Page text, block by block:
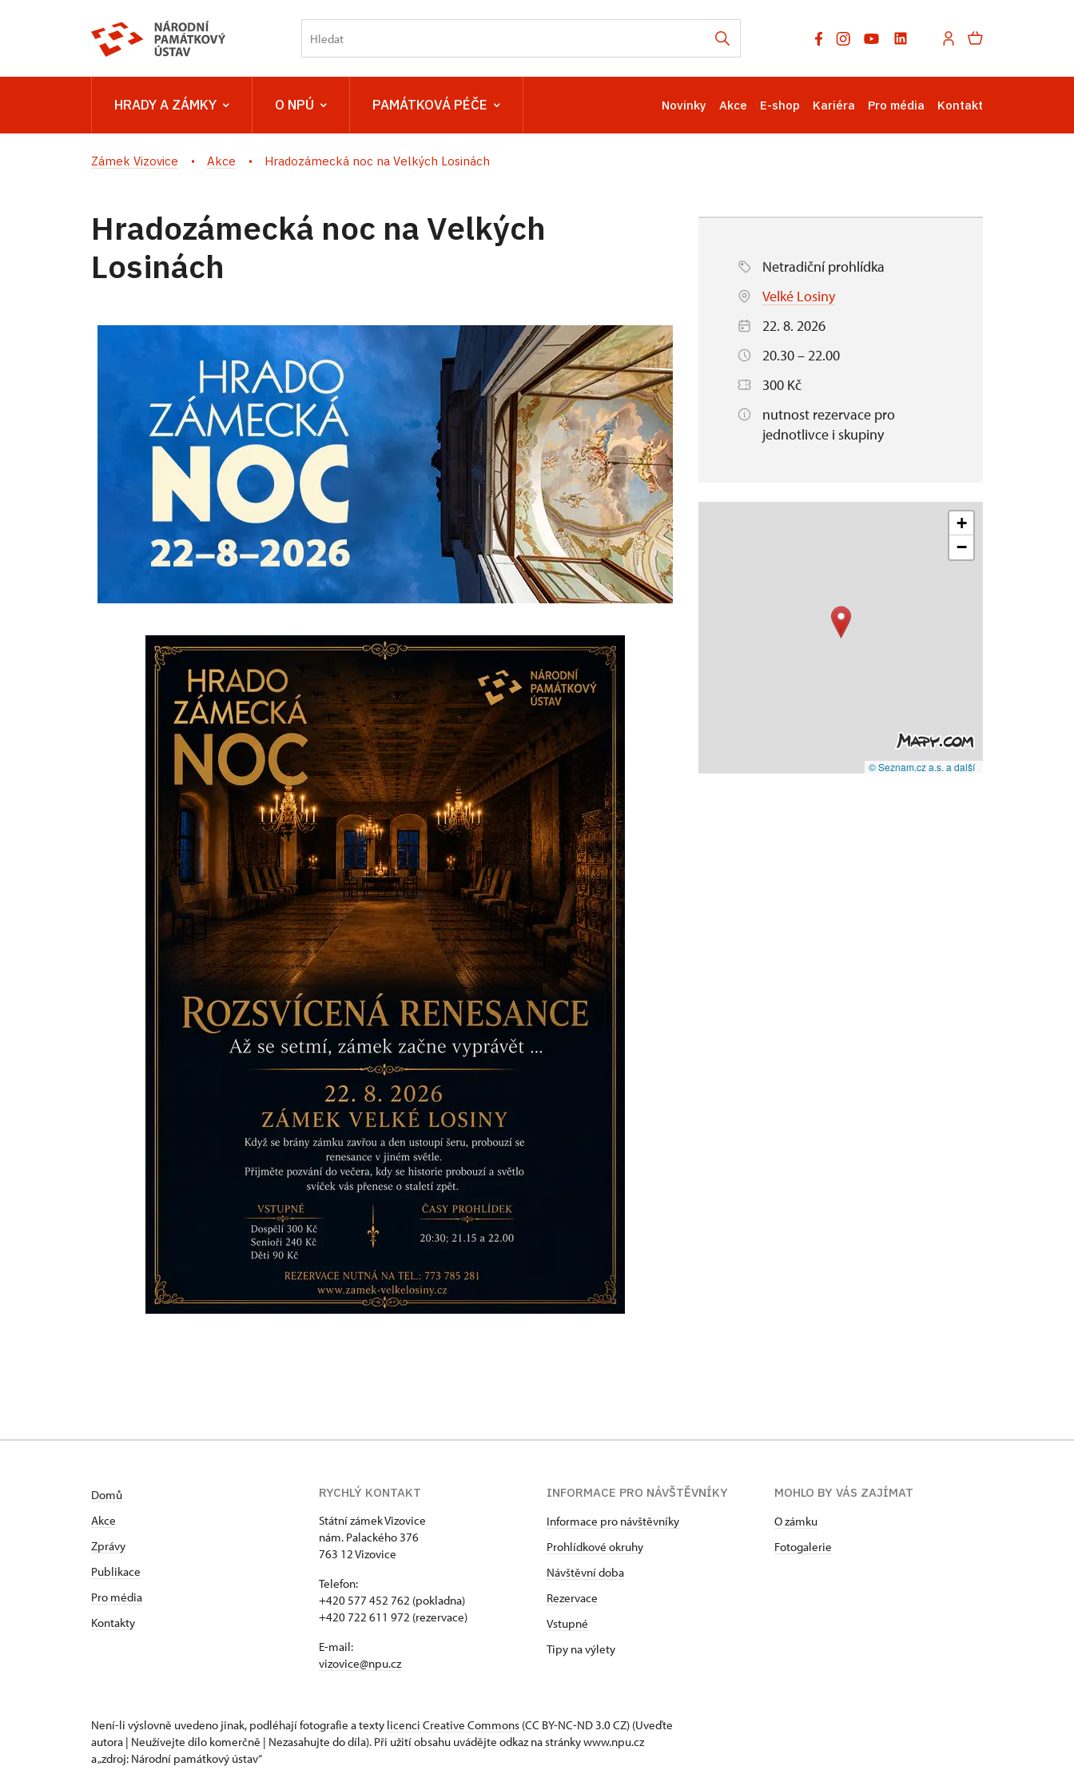
HRADY A ZÁMKY O NPÚ PAMÁTKOVÁ PÉČE Novinky Akce E-shop Kariéra Pro média Kontakt
Zámek Vizovice Akce Hradozámecká noc na Velkých Losinách
Hradozámecká noc na Velkých
Losinách
Netradiční prohlídka
Velké Losiny
22. 8. 2026
20.30 – 22.00
300 Kč
nutnost rezervace pro
jednotlivce i skupiny
+
−
© Seznam.cz a.s. a další
Domů
Akce
Zprávy
Publikace
Pro média
Kontakty
RYCHLÝ KONTAKT
Státní zámek Vizovice
nám. Palackého 376
763 12 Vizovice
Telefon:
+420 577 452 762 (pokladna)
+420 722 611 972 (rezervace)
E-mail:
vizovice@npu.cz
INFORMACE PRO NÁVŠTĚVNÍKY
Informace pro návštěvníky
Prohlídkové okruhy
Návštěvní doba
Rezervace
Vstupné
Tipy na výlety
MOHLO BY VÁS ZAJÍMAT
O zámku
Fotogalerie
Není-li výslovně uvedeno jinak, podléhají fotografie a texty licenci Creative Commons (CC BY-NC-ND 3.0 CZ) (Uveďte
autora | Neužívejte dílo komerčně | Nezasahujte do díla). Při užití obsahu uvádějte odkaz na stránky www.npu.cz
a „zdroj: Národní památkový ústav“